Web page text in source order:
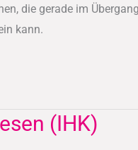
die gerade im
kann.
(IHK)